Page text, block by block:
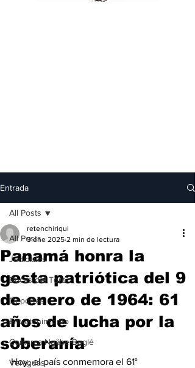
Entrada
All Posts
Judiciales
Bocas del Toro
Deportes
Entretenimiento
Comarca Ngäbe-Buglé
Veraguas
All Posts
Panamá honra la
gesta patriótica del 9
de enero de 1964: 61
años de lucha por la
soberanía
retenchiriqui
9 ene 2025 2 min de lectura
Hoy, el país conmemora el 61°